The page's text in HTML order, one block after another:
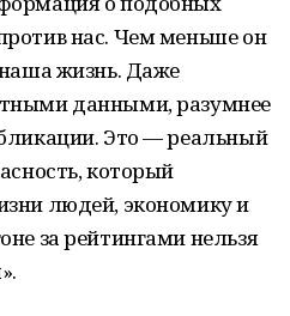
нас. Чем меньше он
наша жизнь. Даже
данными, разумнее
Это — реальный
который
людей, экономику и
за рейтингами нельзя